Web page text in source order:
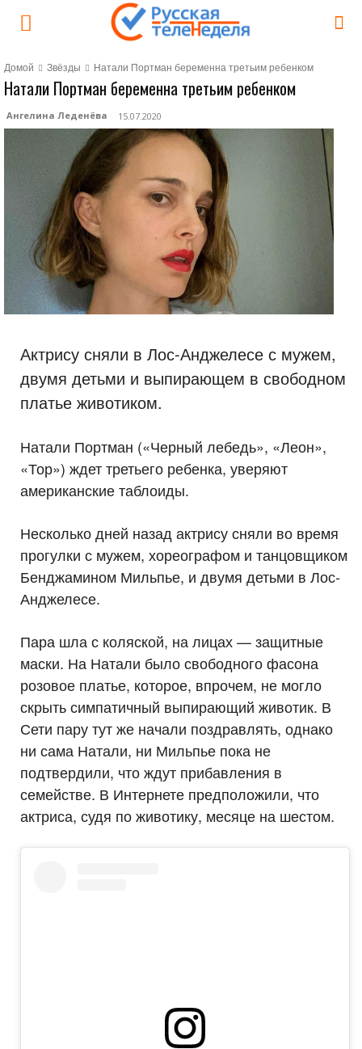
Домой Звёзды Натали Портман беременна третьим ребенком
Натали Портман беременна третьим ребенком
Ангелина Леденёва 15.07.2020
Актрису сняли в Лос-Анджелесе с мужем,
двумя детьми и выпирающем в свободном
платье животиком.
Натали Портман («Черный лебедь», «Леон»,
«Тор») ждет третьего ребенка, уверяют
американские таблоиды.
Несколько дней назад актрису сняли во время
прогулки с мужем, хореографом и танцовщиком
Бенджамином Мильпье, и двумя детьми в Лос-
Анджелесе.
Пара шла с коляской, на лицах — защитные
маски. На Натали было свободного фасона
розовое платье, которое, впрочем, не могло
скрыть симпатичный выпирающий животик. В
Сети пару тут же начали поздравлять, однако
ни сама Натали, ни Мильпье пока не
подтвердили, что ждут прибавления в
семействе. В Интернете предположили, что
актриса, судя по животику, месяце на шестом.